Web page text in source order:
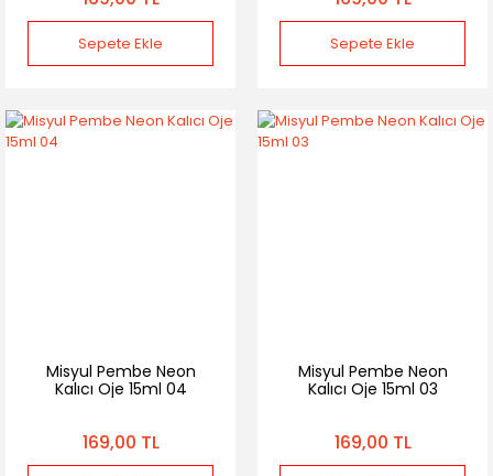
Sepete Ekle Sepete Ekle
Misyul Pembe Neon
Kalıcı Oje 15ml 04
169,00 TL
Misyul Pembe Neon
Kalıcı Oje 15ml 03
169,00 TL